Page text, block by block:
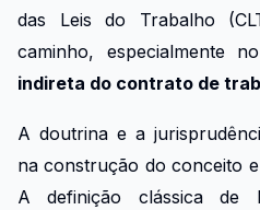
das Leis do Trabalho
caminho, especialmente
indireta do contrato de
A doutrina e a
na construção do conceito
A definição clássica de